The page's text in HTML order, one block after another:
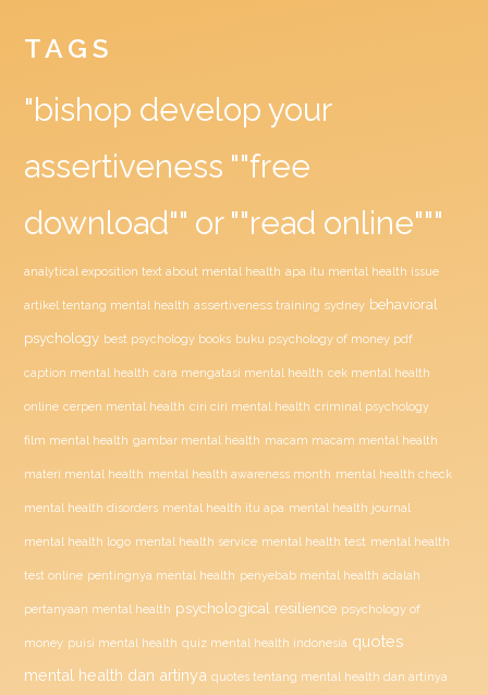
TAGS
"bishop develop your
assertiveness ""free
download"" or ""read online"""
analytical exposition text about mental health apa itu mental health issue
artikel tentang mental health assertiveness training sydney behavioral
psychology best psychology books buku psychology of money pdf
caption mental health cara mengatasi mental health cek mental health
online cerpen mental health ciri ciri mental health criminal psychology
film mental health gambar mental health macam macam mental health
materi mental health mental health awareness month mental health check
mental health disorders mental health itu apa mental health journal
mental health logo mental health service mental health test mental health
test online pentingnya mental health penyebab mental health adalah
pertanyaan mental health psychological resilience psychology of
money puisi mental health quiz mental health indonesia quotes
mental health dan artinya quotes tentang mental health dan artinya